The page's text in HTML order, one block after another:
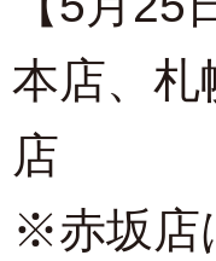
本店、 札
店
※赤坂店